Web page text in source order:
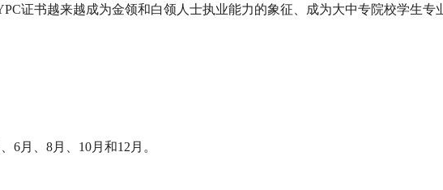
证书越来越成为金领和白领人士执业能力的象征、成为大中专院校学生专
6月、8月、10月和12月。